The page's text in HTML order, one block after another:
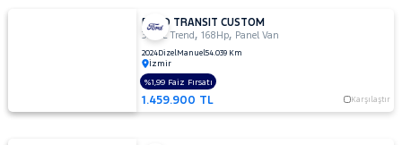
FORD TRANSIT CUSTOM
320 L Trend ,168Hp, Panel Van
2024DizelManuel54.039 Km
İzmir
1.459.900 TL Karşılaştır
%1,99 Faiz Fırsatı